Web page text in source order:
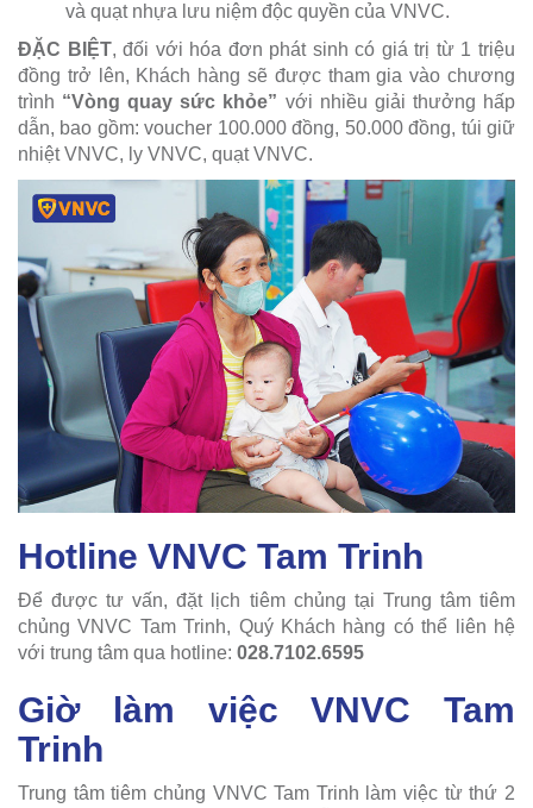
và quạt nhựa lưu niệm độc quyền của VNVC.
ĐẶC BIỆT, đối với hóa đơn phát sinh có giá trị từ 1 triệu
đồng trở lên, Khách hàng sẽ được tham gia vào chương
trình “Vòng quay sức khỏe” với nhiều giải thưởng hấp
dẫn, bao gồm: voucher 100.000 đồng, 50.000 đồng, túi giữ
nhiệt VNVC, ly VNVC, quạt VNVC.
Hotline VNVC Tam Trinh
Để được tư vấn, đặt lịch tiêm chủng tại Trung tâm tiêm
chủng VNVC Tam Trinh, Quý Khách hàng có thể liên hệ
với trung tâm qua hotline: 028.7102.6595
Giờ làm việc VNVC Tam
Trinh
Trung tâm tiêm chủng VNVC Tam Trinh làm việc từ thứ 2